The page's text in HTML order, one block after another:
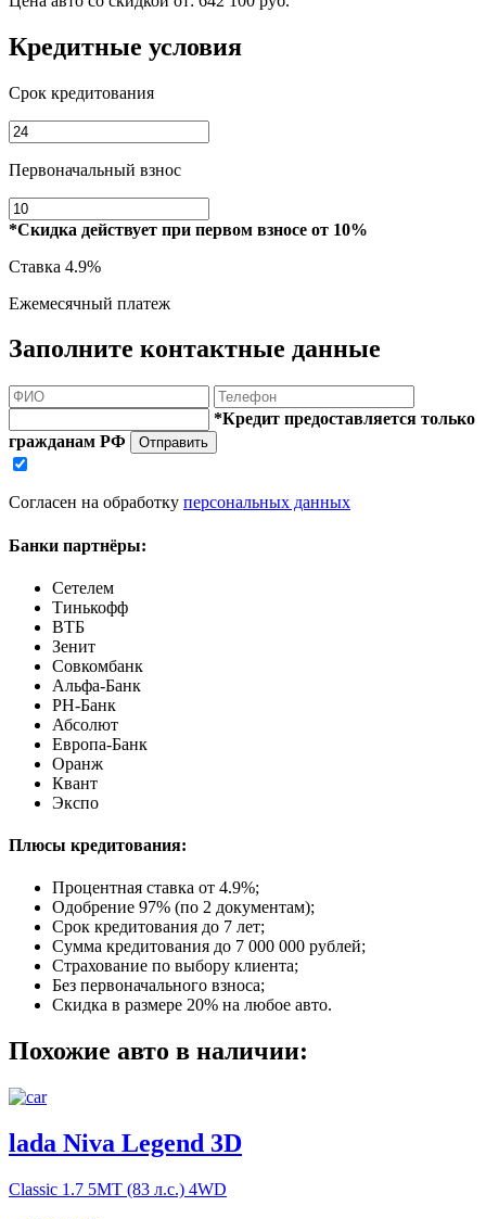
Кредитные условия
Срок кредитования
Первоначальный взнос
*Скидка действует при первом взносе от 10%
Ставка 4.9%
Ежемесячный платеж
Заполните контактные данные
*Кредит предоставляется только
гражданам РФ
Отправить
Согласен на обработку персональных данных
Банки партнёры:
Сетелем
Тинькофф
ВТБ
Зенит
Совкомбанк
Альфа-Банк
РН-Банк
Абсолют
Европа-Банк
Оранж
Квант
Экспо
Плюсы кредитования:
Процентная ставка от 4.9%;
Одобрение 97% (по 2 документам);
Срок кредитования до 7 лет;
Сумма кредитования до 7 000 000 рублей;
Страхование по выбору клиента;
Без первоначального взноса;
Скидка в размере 20% на любое авто.
Похожие авто в наличии:
lada Niva Legend 3D
Classic 1.7 5МТ (83 л.с.) 4WD